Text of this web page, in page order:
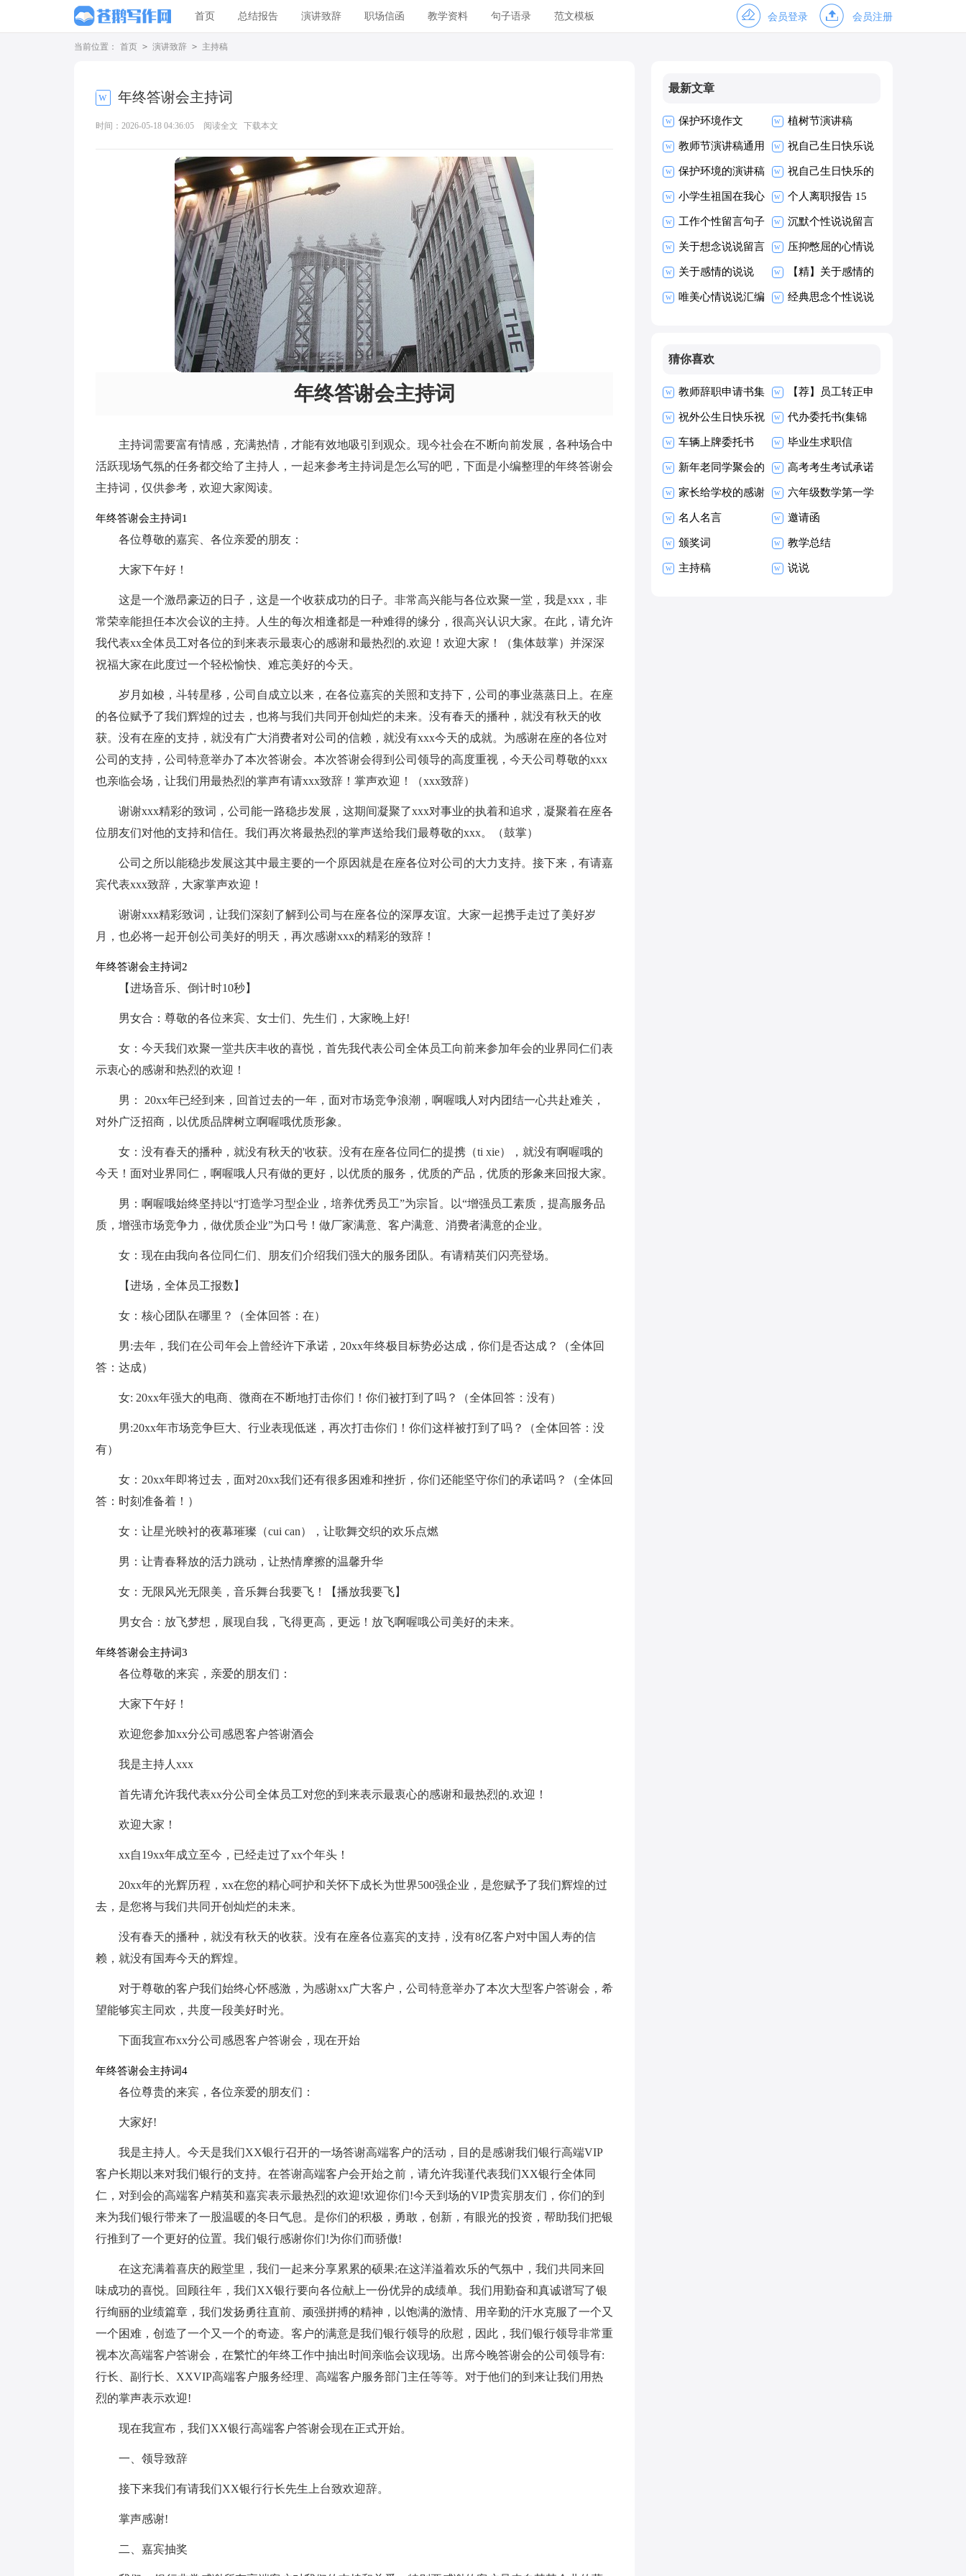
首页 总结报告 演讲致辞 职场信函 教学资料 句子语录 范文模板 会员登录 会员注册
当前位置： 首页 > 演讲致辞 > 主持稿
年终答谢会主持词
时间：2026-05-18 04:36:05 阅读全文 下载本文
年终答谢会主持词
主持词需要富有情感，充满热情，才能有效地吸引到观众。现今社会在不断向前发展，各种场合中
活跃现场气氛的任务都交给了主持人，一起来参考主持词是怎么写的吧，下面是小编整理的年终答谢会
主持词，仅供参考，欢迎大家阅读。
年终答谢会主持词1
各位尊敬的嘉宾、各位亲爱的朋友：
大家下午好！
这是一个激昂豪迈的日子，这是一个收获成功的日子。非常高兴能与各位欢聚一堂，我是xxx，非
常荣幸能担任本次会议的主持。人生的每次相逢都是一种难得的缘分，很高兴认识大家。在此，请允许
我代表xx全体员工对各位的到来表示最衷心的感谢和最热烈的.欢迎！欢迎大家！（集体鼓掌）并深深
祝福大家在此度过一个轻松愉快、难忘美好的今天。
岁月如梭，斗转星移，公司自成立以来，在各位嘉宾的关照和支持下，公司的事业蒸蒸日上。在座
的各位赋予了我们辉煌的过去，也将与我们共同开创灿烂的未来。没有春天的播种，就没有秋天的收
获。没有在座的支持，就没有广大消费者对公司的信赖，就没有xxx今天的成就。为感谢在座的各位对
公司的支持，公司特意举办了本次答谢会。本次答谢会得到公司领导的高度重视，今天公司尊敬的xxx
也亲临会场，让我们用最热烈的掌声有请xxx致辞！掌声欢迎！（xxx致辞）
谢谢xxx精彩的致词，公司能一路稳步发展，这期间凝聚了xxx对事业的执着和追求，凝聚着在座各
位朋友们对他的支持和信任。我们再次将最热烈的掌声送给我们最尊敬的xxx。（鼓掌）
公司之所以能稳步发展这其中最主要的一个原因就是在座各位对公司的大力支持。接下来，有请嘉
宾代表xxx致辞，大家掌声欢迎！
谢谢xxx精彩致词，让我们深刻了解到公司与在座各位的深厚友谊。大家一起携手走过了美好岁
月，也必将一起开创公司美好的明天，再次感谢xxx的精彩的致辞！
年终答谢会主持词2
【进场音乐、倒计时10秒】
男女合：尊敬的各位来宾、女士们、先生们，大家晚上好!
女：今天我们欢聚一堂共庆丰收的喜悦，首先我代表公司全体员工向前来参加年会的业界同仁们表
示衷心的感谢和热烈的欢迎！
男： 20xx年已经到来，回首过去的一年，面对市场竞争浪潮，啊喔哦人对内团结一心共赴难关，
对外广泛招商，以优质品牌树立啊喔哦优质形象。
女：没有春天的播种，就没有秋天的'收获。没有在座各位同仁的提携（ti xie），就没有啊喔哦的
今天！面对业界同仁，啊喔哦人只有做的更好，以优质的服务，优质的产品，优质的形象来回报大家。
男：啊喔哦始终坚持以“打造学习型企业，培养优秀员工”为宗旨。以“增强员工素质，提高服务品
质，增强市场竞争力，做优质企业”为口号！做厂家满意、客户满意、消费者满意的企业。
女：现在由我向各位同仁们、朋友们介绍我们强大的服务团队。有请精英们闪亮登场。
【进场，全体员工报数】
女：核心团队在哪里？（全体回答：在）
男:去年，我们在公司年会上曾经许下承诺，20xx年终极目标势必达成，你们是否达成？（全体回
答：达成）
女: 20xx年强大的电商、微商在不断地打击你们！你们被打到了吗？（全体回答：没有）
男:20xx年市场竞争巨大、行业表现低迷，再次打击你们！你们这样被打到了吗？（全体回答：没
有）
女：20xx年即将过去，面对20xx我们还有很多困难和挫折，你们还能坚守你们的承诺吗？（全体回
答：时刻准备着！）
女：让星光映衬的夜幕璀璨（cui can），让歌舞交织的欢乐点燃
男：让青春释放的活力跳动，让热情摩擦的温馨升华
女：无限风光无限美，音乐舞台我要飞！【播放我要飞】
男女合：放飞梦想，展现自我，飞得更高，更远！放飞啊喔哦公司美好的未来。
年终答谢会主持词3
各位尊敬的来宾，亲爱的朋友们：
大家下午好！
欢迎您参加xx分公司感恩客户答谢酒会
我是主持人xxx
首先请允许我代表xx分公司全体员工对您的到来表示最衷心的感谢和最热烈的.欢迎！
欢迎大家！
xx自19xx年成立至今，已经走过了xx个年头！
20xx年的光辉历程，xx在您的精心呵护和关怀下成长为世界500强企业，是您赋予了我们辉煌的过
去，是您将与我们共同开创灿烂的未来。
没有春天的播种，就没有秋天的收获。没有在座各位嘉宾的支持，没有8亿客户对中国人寿的信
赖，就没有国寿今天的辉煌。
对于尊敬的客户我们始终心怀感激，为感谢xx广大客户，公司特意举办了本次大型客户答谢会，希
望能够宾主同欢，共度一段美好时光。
下面我宣布xx分公司感恩客户答谢会，现在开始
年终答谢会主持词4
各位尊贵的来宾，各位亲爱的朋友们：
大家好!
我是主持人。今天是我们XX银行召开的一场答谢高端客户的活动，目的是感谢我们银行高端VIP
客户长期以来对我们银行的支持。在答谢高端客户会开始之前，请允许我谨代表我们XX银行全体同
仁，对到会的高端客户精英和嘉宾表示最热烈的欢迎!欢迎你们!今天到场的VIP贵宾朋友们，你们的到
来为我们银行带来了一股温暖的冬日气息。是你们的积极，勇敢，创新，有眼光的投资，帮助我们把银
行推到了一个更好的位置。我们银行感谢你们!为你们而骄傲!
在这充满着喜庆的殿堂里，我们一起来分享累累的硕果;在这洋溢着欢乐的气氛中，我们共同来回
味成功的喜悦。回顾往年，我们XX银行要向各位献上一份优异的成绩单。我们用勤奋和真诚谱写了银
行绚丽的业绩篇章，我们发扬勇往直前、顽强拼搏的精神，以饱满的激情、用辛勤的汗水克服了一个又
一个困难，创造了一个又一个的奇迹。客户的满意是我们银行领导的欣慰，因此，我们银行领导非常重
视本次高端客户答谢会，在繁忙的年终工作中抽出时间亲临会议现场。出席今晚答谢会的公司领导有:
行长、副行长、XXVIP高端客户服务经理、高端客户服务部门主任等等。对于他们的到来让我们用热
烈的掌声表示欢迎!
现在我宣布，我们XX银行高端客户答谢会现在正式开始。
一、领导致辞
接下来我们有请我们XX银行行长先生上台致欢迎辞。
掌声感谢!
二、嘉宾抽奖
最新文章
保护环境作文 植树节演讲稿
教师节演讲稿通用
15篇
祝自己生日快乐说
说
保护环境的演讲稿 祝自己生日快乐的
说说
小学生祖国在我心
中演讲稿范文
个人离职报告 15
篇
工作个性留言句子
汇总（精选80
句）
沉默个性说说留言
（通用30句）
关于想念说说留言
大全60句
压抑憋屈的心情说
说15篇
关于感情的说说
【热门】
【精】关于感情的
说说
唯美心情说说汇编 经典思念个性说说
猜你喜欢
教师辞职申请书集
合15篇
【荐】员工转正申
请书
祝外公生日快乐祝
福语
代办委托书(集锦
15篇)
车辆上牌委托书 毕业生求职信
【热】
新年老同学聚会的
祝酒词
高考考生考试承诺
书15篇
家长给学校的感谢
信
六年级数学第一学
期教学工作总结
名人名言 邀请函
颁奖词 教学总结
主持稿 说说